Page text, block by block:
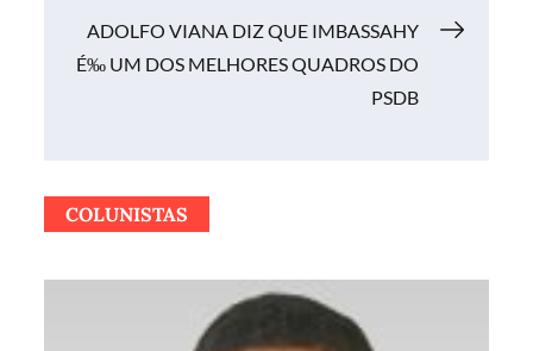
ADOLFO VIANA DIZ QUE IMBASSAHY
É‰ UM DOS MELHORES QUADROS DO
PSDB
COLUNISTAS